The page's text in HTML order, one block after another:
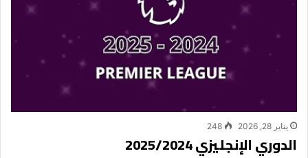
يناير 28, 2026 248
الدوري الإنجليزي 2025/2024